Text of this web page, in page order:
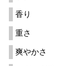
香り
重さ
爽やかさ